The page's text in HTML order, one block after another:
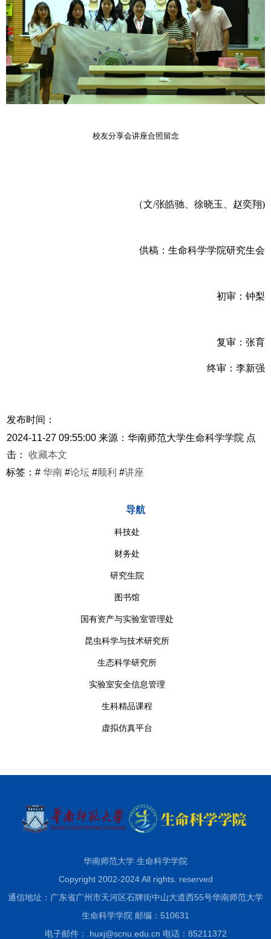
校友分享会讲座合照留念
（文/张皓驰 徐晓玉、赵奕翔)
供稿：生命科学学院研究生会
初审： 钟梨
复审：张育
终审：李新强
发布时间：
2024-11-27 09:55:00 来源：华南师范大学生命科学学院 点
击：
收藏本文
标签：# 华南 #论坛 #顺利 #讲座
导航
科技处
财务处
研究生院
图书馆
国有资产与实验室管理处
昆虫科学与技术研究所
生态科学研究所
实验室安全信息管理
生科精品课程
虚拟仿真平台
华南师范大学 生命科学学院
Copyright 2002-2024 All rights. reserved
通信地址：广东省广州市天河区石牌街中山大道西55号华南师范大学
生命科学学院 邮编：510631
电子邮件： huxj@scnu.edu.cn 电话：85211372